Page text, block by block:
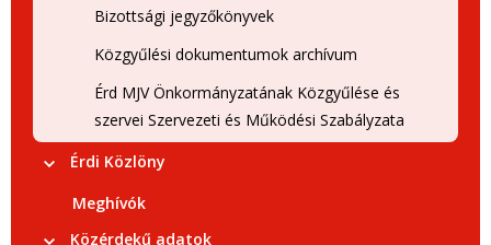
Bizottsági jegyzőkönyvek
Közgyűlési dokumentumok archívum
Érd MJV Önkormányzatának Közgyűlése és
szervei Szervezeti és Működési Szabályzata
Érdi Közlöny
Meghívók
Közérdekű adatok